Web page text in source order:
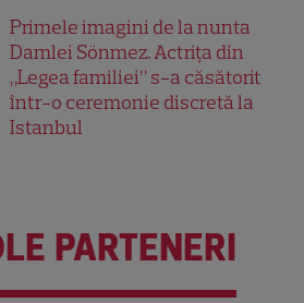
Primele imagini de la nunta
Damlei Sönmez. Actrița din
„Legea familiei” s-a căsătorit
într-o ceremonie discretă la
Istanbul
PARTENERI